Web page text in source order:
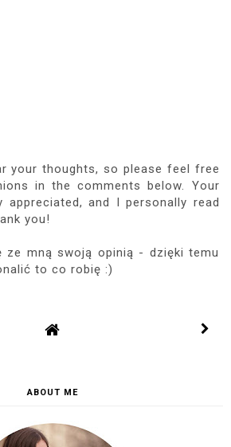
your thoughts, so please feel free
in the comments below. Your
appreciated, and I personally read
you!
ze mną swoją opinią - dzięki temu
to co robię :)
ABOUT ME